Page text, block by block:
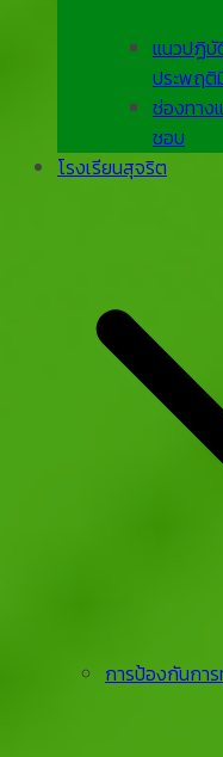
แนวปฏิบั
ประพฤติ
ช่องทาง
ชอบ
โรงเรียนสุจริต
การป้องกันกา